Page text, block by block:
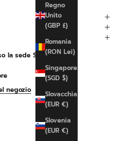
Regno
Unito
(GBP £)
Romania
(RON Lei)
Singapore
(SGD $)
Slovacchia
(EUR €)
Slovenia
(EUR €)
sede SPORTLINE
negozio
pronto in 24 ore